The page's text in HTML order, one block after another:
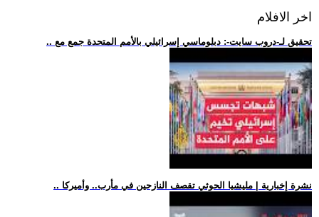
اخر الافلام
.. تحقيق لـ-دروب سايت-: دبلوماسي إسرائيلي بالأمم المتحدة جمع مع
.. نشرة إخبارية | مليشيا الحوثي تقصف النازحين في مأرب.. وأميركا